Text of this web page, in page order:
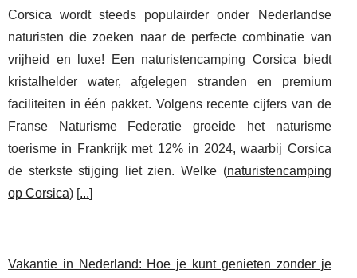
Corsica wordt steeds populairder onder Nederlandse
naturisten die zoeken naar de perfecte combinatie van
vrijheid en luxe! Een naturistencamping Corsica biedt
kristalhelder water, afgelegen stranden en premium
faciliteiten in één pakket. Volgens recente cijfers van de
Franse Naturisme Federatie groeide het naturisme
toerisme in Frankrijk met 12% in 2024, waarbij Corsica
de sterkste stijging liet zien. Welke (naturistencamping
op Corsica) [...]
Vakantie in Nederland: Hoe je kunt genieten zonder je